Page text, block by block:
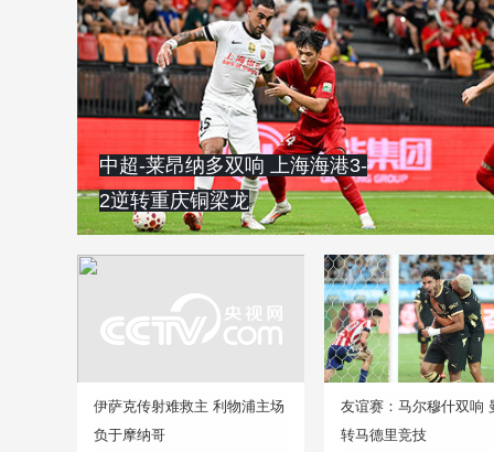
中超-莱昂纳多双响 上海海港3-
2逆转重庆铜梁龙
伊萨克传射难救主 利物浦主场
负于摩纳哥
友谊赛：马尔穆什双响
转马德里竞技